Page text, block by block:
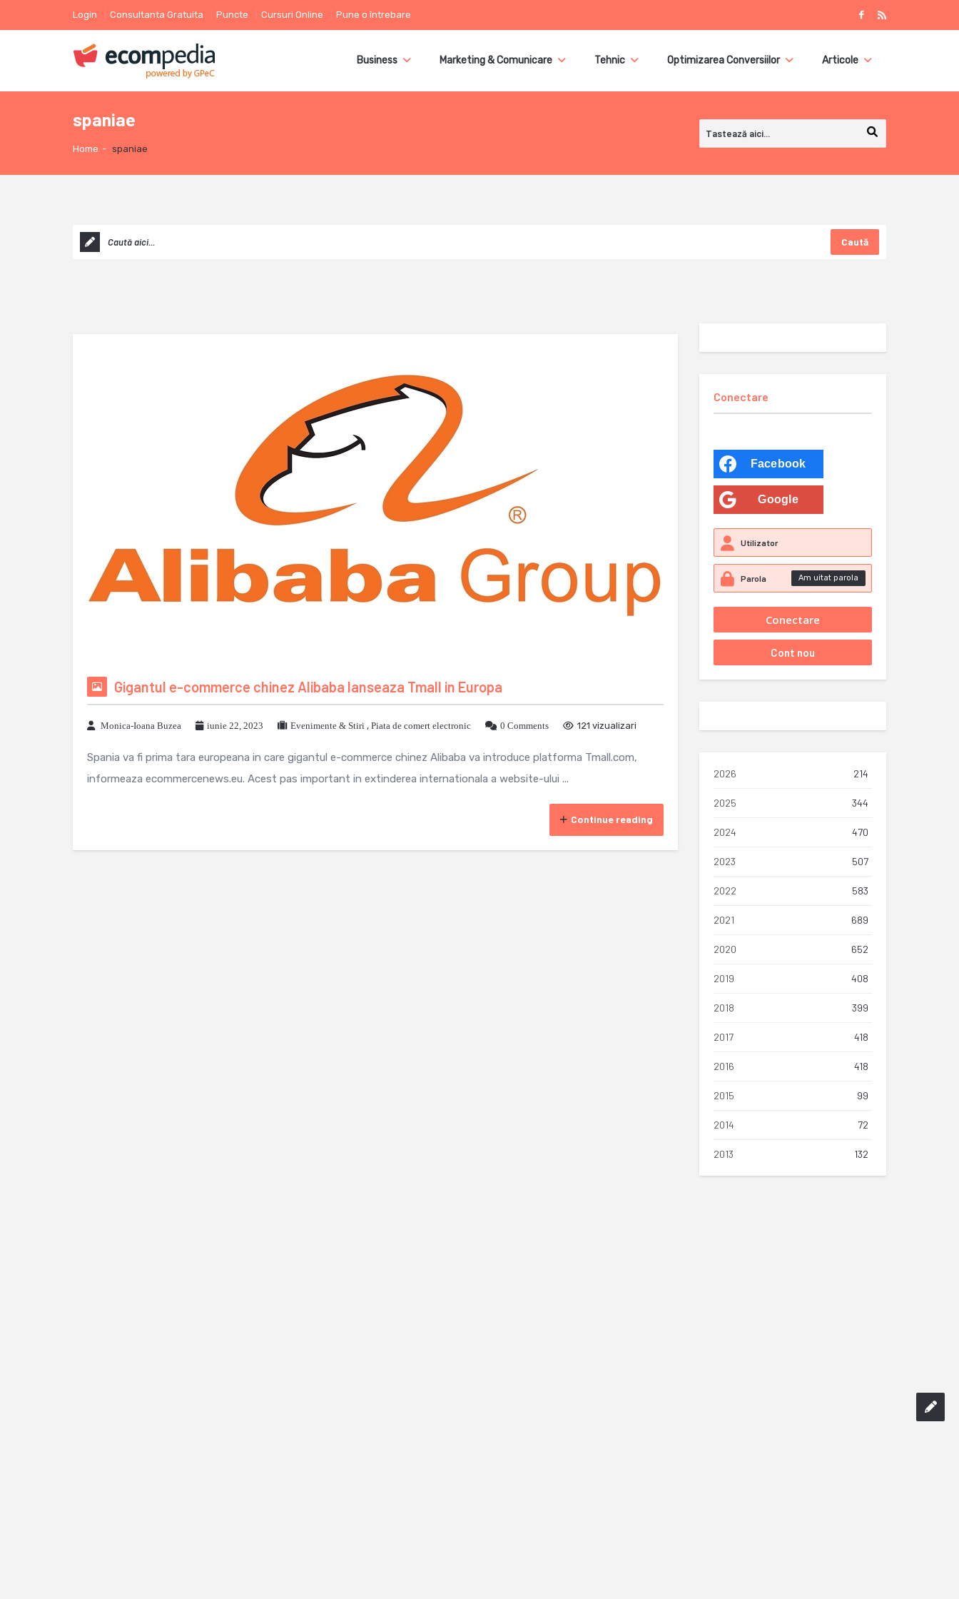
Login Consultanta Gratuita Puncte Cursuri Online Pune o întrebare
Business Marketing & Comunicare Tehnic Optimizarea Conversiilor Articole
spaniae
Home - spaniae
Caută
Gigantul e-commerce chinez Alibaba lanseaza Tmall in Europa
Monica-Ioana Buzea iunie 22, 2023 Evenimente & Stiri , Piata de comert electronic 0 Comments 121 vizualizari
Spania va fi prima tara europeana in care gigantul e-commerce chinez Alibaba va introduce platforma Tmall.com,
informeaza ecommercenews.eu. Acest pas important in extinderea internationala a website-ului ...
Continue reading
Conectare
Facebook
Google
Am uitat parola
2026 214
2025 344
2024 470
2023 507
2022 583
2021 689
2020 652
2019 408
2018 399
2017 418
2016 418
2015 99
2014 72
2013 132